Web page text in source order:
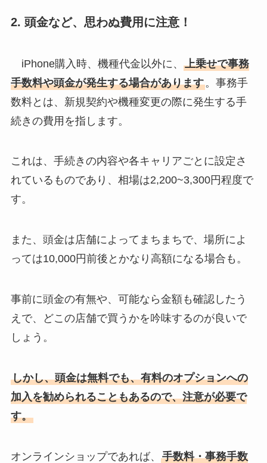
2. 頭金など、思わぬ費用に注意！
iPhone購入時、機種代金以外に、 上乗せで事務
手数料や頭金が発生する場合があります。事務手
数料とは、新規契約や機種変更の際に発生する手
続きの費用を指します。
これは、手続きの内容や各キャリアごとに設定さ
れているものであり、相場は2,200~3,300円程度で
す。
また、頭金は店舗によってまちまちで、場所によ
っては10,000円前後とかなり高額になる場合も。
事前に頭金の有無や、可能なら金額も確認したう
えで、どこの店舗で買うかを吟味するのが良いで
しょう。
しかし、頭金は無料でも、有料のオプションへの
加入を勧められることもあるので、注意が必要で
す。
オンラインショップであれば、 手数料・事務手数